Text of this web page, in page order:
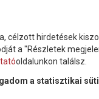
jog
célzott hirdetések
a "Részletek
oldalunkon találsz.
a statisztikai